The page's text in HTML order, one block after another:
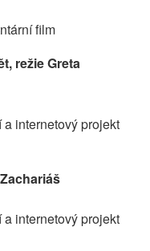
film
režie Greta
internetový projekt
internetový projekt